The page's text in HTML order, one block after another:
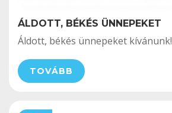
ÁLDOTT, BÉKÉS ÜNNEPEKET
Áldott, békés ünnepeket kívánunk!
TOVÁBB